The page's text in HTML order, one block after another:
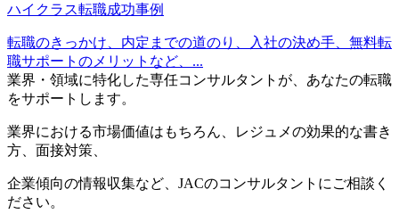
ハイクラス転職成功事例
転職のきっかけ、内定までの道のり、入社の決め手、無料転
職サポートのメリットなど、...
業界・領域に特化した専任コンサルタントが、 あなたの転職
をサポートします。
業界における市場価値はもちろん、
レジュメの効果的な書き
方
面接対策
企業傾向の情報収集など、 JACのコンサルタントにご相談く
ださい。